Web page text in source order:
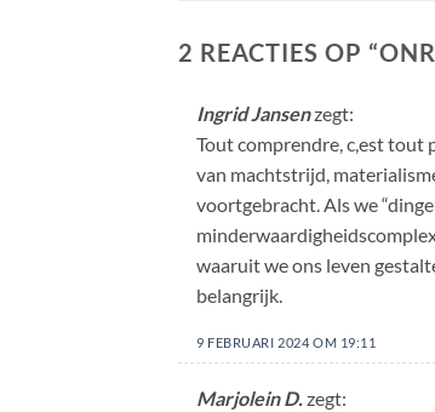
2 REACTIES OP “
Ingrid Jansenzegt:
Tout comprendre, c,est tout
van machtstrijd,
voortgebracht. Als we
waaruit we ons leven
belangrijk.
9 FEBRUARI 2024 OM 19:11
Marjolein D.zegt: